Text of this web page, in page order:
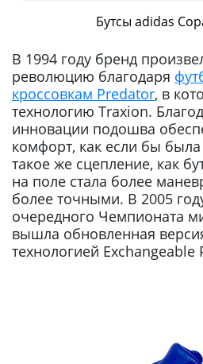
Бутсы adidas
В 1994 году бренд
революцию благодаря
кроссовкам Predator, в
технологию Traxion.
инновации подошва
комфорт, как если бы
такое же сцепление, как
на поле стала более
более точными. В 2005
очередного Чемпионата
вышла обновленная
технологией Exchangeable